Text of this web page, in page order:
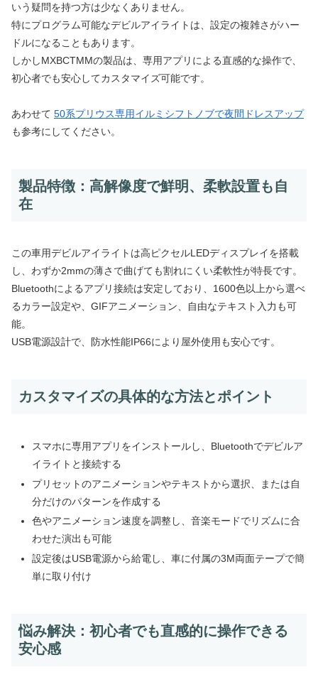
いう疑問を持つ方は少なくありません。
特にプログラム可能なデビルアイライトは、設定の複雑さがハー
ドルになることもあります。
しかしMXBCTMMの製品は、専用アプリによる直感的な操作で、
初心者でも安心してカスタマイズ可能です。
あわせて 50系プリウス専用イルミシフトノブで夜間ドレスアップ
も参考にしてください。
製品特徴：高解像度で鮮明、柔軟設置も自
在
この車用デビルアイライトは高ピクセルLEDディスプレイを搭載
し、わずか2mmの薄さで曲げても割れにくい柔軟性が特長です。
Bluetoothによるアプリ接続は安定しており、1600色以上から選べ
るカラー設定や、GIFアニメーション、自由なテキスト入力も可
能。
USB電源設計で、防水性能IP66により屋外使用も安心です。
カスタマイズの具体的な方法とポイント
スマホに専用アプリをインストールし、Bluetoothでデビルア
イライトと接続する
プリセットのアニメーションやテキストから選択、または自
分だけのパターンを作成する
色やアニメーション速度を調整し、音楽モードでリズムに合
わせた演出も可能
設定後はUSB電源から給電し、車に付属の3M両面テープで簡
単に取り付け
悩み解決：初心者でも直感的に操作できる
安心感